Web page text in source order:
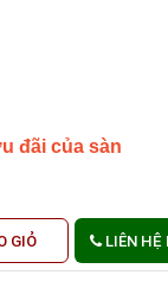
đãi của sàn
GIỎ LIÊN HỆ